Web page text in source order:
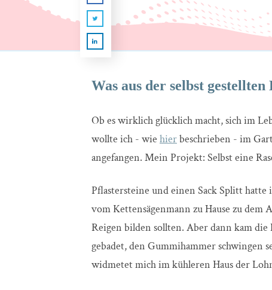
Was aus der selbst
Ob es wirklich glücklich macht, sich im
wollte ich - wie hierbeschrieben - im
angefangen. Mein Projekt: Selbst eine
Pflastersteine und einen Sack Splitt
vom Kettensägenmann zu Hause zu dem
Reigen bilden sollten. Aber dann kam
gebadet, den Gummihammer schwingen
widmetet mich im kühleren Haus der